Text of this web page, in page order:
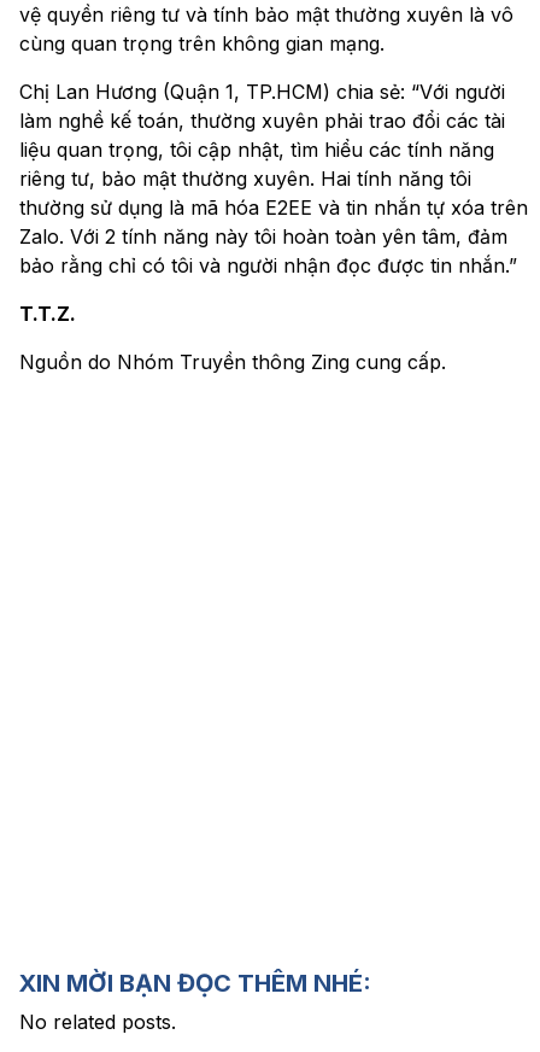
vệ quyền riêng tư và tính bảo mật thường xuyên là vô
cùng quan trọng trên không gian mạng.
Chị Lan Hương (Quận 1, TP.HCM) chia sẻ: “Với người
làm nghề kế toán, thường xuyên phải trao đổi các tài
liệu quan trọng, tôi cập nhật, tìm hiểu các tính năng
riêng tư, bảo mật thường xuyên. Hai tính năng tôi
thường sử dụng là mã hóa E2EE và tin nhắn tự xóa trên
Zalo. Với 2 tính năng này tôi hoàn toàn yên tâm, đảm
bảo rằng chỉ có tôi và người nhận đọc được tin nhắn.”
T.T.Z.
Nguồn do Nhóm Truyền thông Zing cung cấp.
XIN MỜI BẠN ĐỌC THÊM NHÉ:
No related posts.